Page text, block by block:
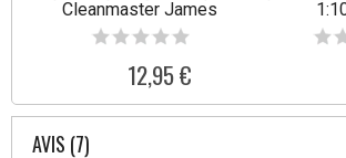
Cleanmaster James
12,95 €
AVIS (7)